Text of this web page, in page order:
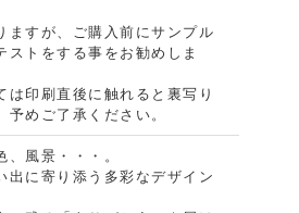
すが、ご購入前にサンプル
ストをする事をお勧めしま
印刷直後に触れると裏写り
めご了承ください。
風景・・・。
出に寄り添う多彩なデザイン